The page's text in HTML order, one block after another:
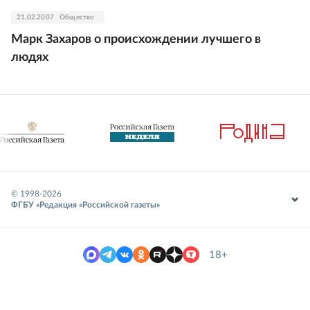
21.02.2007 Общество
Марк Захаров о происхождении лучшего в
людях
© 1998-2026
ФГБУ «Редакция «Российской газеты»
18+